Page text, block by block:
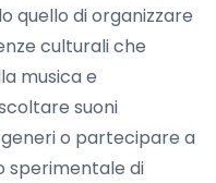
quello di organizzare
culturali che
musica e
suoni
o partecipare a
sperimentale di